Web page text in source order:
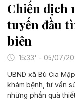
Chiến dịch
tuyến đầu
biên
15:33' - 05/07/
UBND xã Bù Gia
khám bệnh, tư vấn
những phần quà